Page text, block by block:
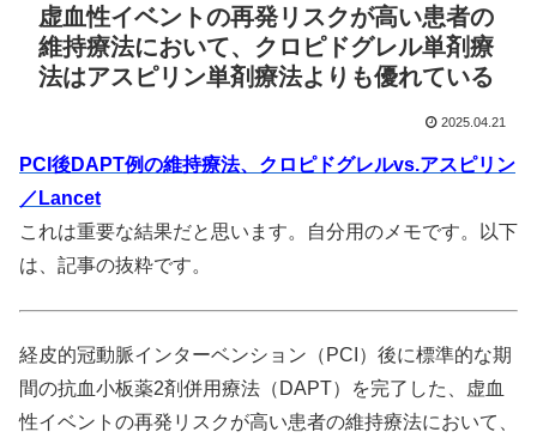
虚血性イベントの再発リスクが高い患者の
維持療法において、クロピドグレル単剤療
法はアスピリン単剤療法よりも優れている
2025.04.21
PCI後DAPT例の維持療法、クロピドグレルvs.アスピリン
／Lancet
これは重要な結果だと思います。自分用のメモです。以下
は、記事の抜粋です。
経皮的冠動脈インターベンション（PCI）後に標準的な期
間の抗血小板薬2剤併用療法（DAPT）を完了した、虚血
性イベントの再発リスクが高い患者の維持療法において、